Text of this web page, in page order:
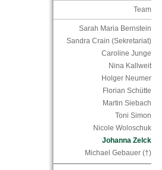
Team
Sarah Maria Bernstein
Sandra Crain (Sekretariat)
Caroline Junge
Nina Kallweit
Holger Neumer
Florian Schütte
Martin Siebach
Toni Simon
Nicole Woloschuk
Johanna Zelck
Michael Gebauer (†)